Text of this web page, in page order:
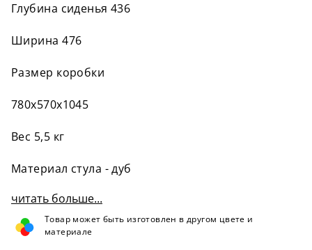
Глубина сиденья 436
Ширина 476
Размер коробки
780x570x1045
Вес 5,5 кг
Материал стула - дуб
читать больше...
Товар может быть изготовлен в другом цвете и
материале